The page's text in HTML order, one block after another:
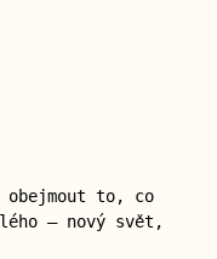
to, co
— nový svět,